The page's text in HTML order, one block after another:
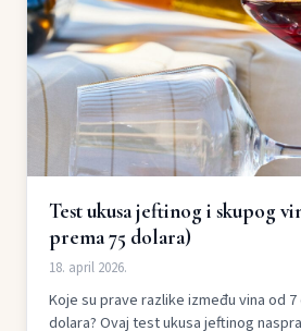
Test ukusa jeftinog i skupog
prema 75 dolara)
18. april 2026.
Koje su prave razlike između vina od 7
dolara? Ovaj test ukusa jeftinog